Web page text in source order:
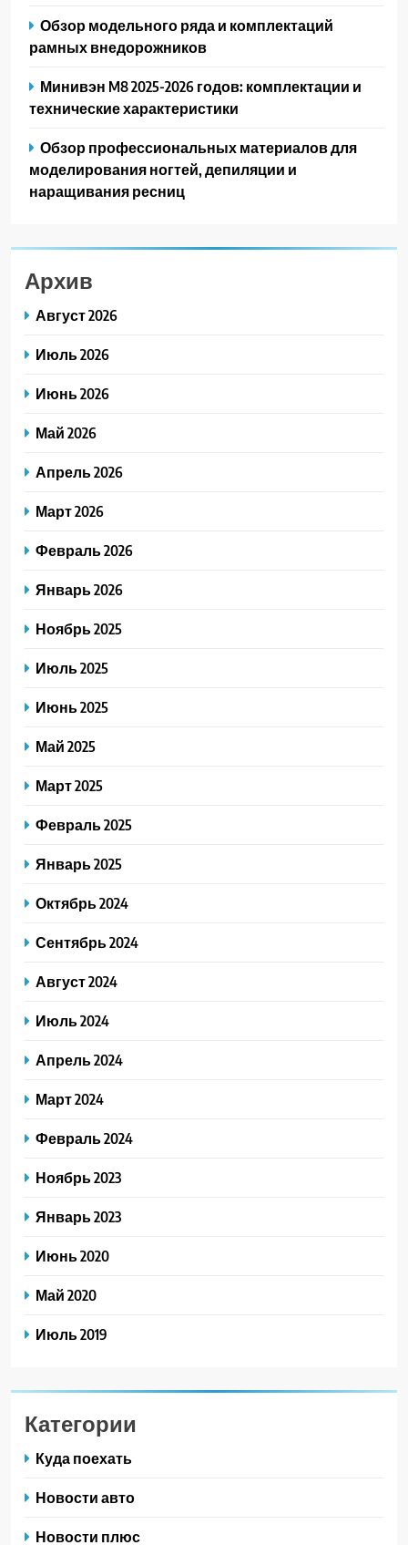
Обзор модельного ряда и комплектаций
рамных внедорожников
Минивэн M8 2025-2026 годов: комплектации и
технические характеристики
Обзор профессиональных материалов для
моделирования ногтей, депиляции и
наращивания ресниц
Архив
Август 2026
Июль 2026
Июнь 2026
Май 2026
Апрель 2026
Март 2026
Февраль 2026
Январь 2026
Ноябрь 2025
Июль 2025
Июнь 2025
Май 2025
Март 2025
Февраль 2025
Январь 2025
Октябрь 2024
Сентябрь 2024
Август 2024
Июль 2024
Апрель 2024
Март 2024
Февраль 2024
Ноябрь 2023
Январь 2023
Июнь 2020
Май 2020
Июль 2019
Категории
Куда поехать
Новости авто
Новости плюс